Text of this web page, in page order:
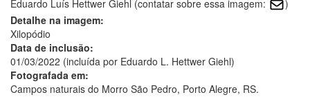
Eduardo Luís Hettwer Giehl (contatar sobre essa imagem:
)
Detalhe na imagem:
Xilopódio
Data de inclusão:
01/03/2022 (incluída por Eduardo L. Hettwer Giehl)
Fotografada em:
Campos naturais do Morro São Pedro, Porto Alegre, RS.